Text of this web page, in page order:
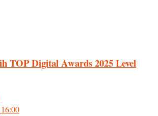
TOP Digital Awards 2025 Level